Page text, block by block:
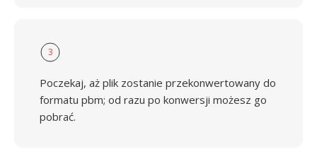
3
Poczekaj, aż plik zostanie przekonwertowany do
formatu pbm; od razu po konwersji możesz go
pobrać.